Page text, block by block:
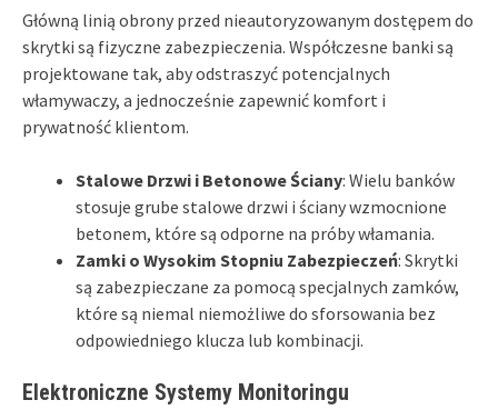
Główną linią obrony przed nieautoryzowanym dostępem do
skrytki są fizyczne zabezpieczenia. Współczesne banki są
projektowane tak, aby odstraszyć potencjalnych
włamywaczy, a jednocześnie zapewnić komfort i
prywatność klientom.
Stalowe Drzwi i Betonowe Ściany: Wielu banków
stosuje grube stalowe drzwi i ściany wzmocnione
betonem, które są odporne na próby włamania.
Zamki o Wysokim Stopniu Zabezpieczeń: Skrytki
są zabezpieczane za pomocą specjalnych zamków,
które są niemal niemożliwe do sforsowania bez
odpowiedniego klucza lub kombinacji.
Elektroniczne Systemy Monitoringu